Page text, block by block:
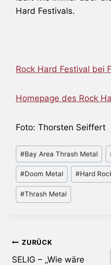
Hard Festivals.
Rock Hard Festival bei
Homepage des Rock
Foto: Thorsten Seiffert
Schlagworte:
#Bay Area Thrash Metal
#Doom Metal #Hard
#Thrash Metal
ZURÜCK
SELIG – „Wie wäre